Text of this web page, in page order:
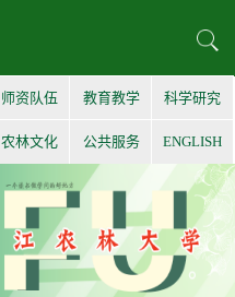
师资队伍 教育教学 科学研究
农林文化 公共服务 ENGLISH